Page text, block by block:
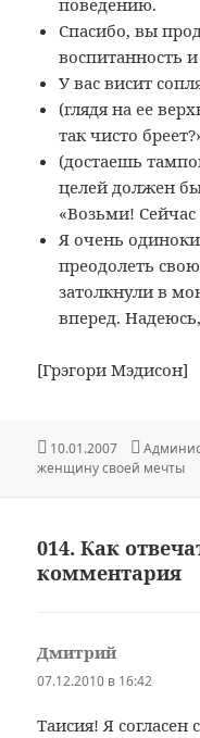
поведению.
Спасибо, вы
воспитанность
У вас висит
(глядя на ее
так чисто
(достаешь
целей должен
«Возьми!
Я очень
преодолеть
затолкнули в
вперед.
[Грэгори Мэдисон]
Опубликовано
10.01.2007 Автор
женщину своей мечты
014. Как
комментария
Дмитрий
07.12.2010 в 16:42
Таисия! Я согласен